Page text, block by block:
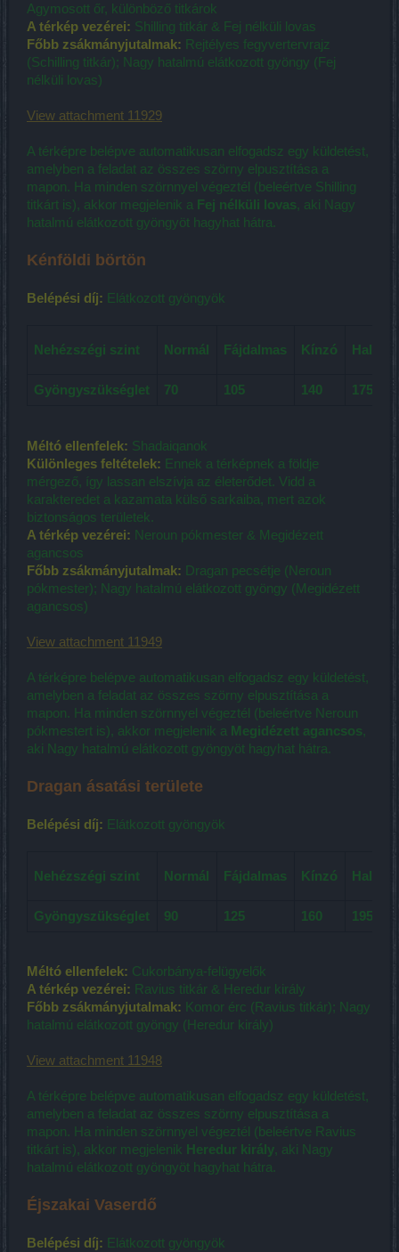
Agymosott őr, különböző titkárok
A térkép vezérei: Shilling titkár & Fej nélküli lovas
Főbb zsákmányjutalmak: Rejtélyes fegyvertervrajz
(Schilling titkár); Nagy hatalmú elátkozott gyöngy (Fej
nélküli lovas)
View attachment 11929
A térképre belépve automatikusan elfogadsz egy küldetést,
amelyben a feladat az összes szörny elpusztítása a
mapon. Ha minden szörnnyel végeztél (beleértve Shilling
titkárt is), akkor megjelenik a Fej nélküli lovas, aki Nagy
hatalmú elátkozott gyöngyöt hagyhat hátra.
Kénföldi börtön
Belépési díj: Elátkozott gyöngyök
Nehézszégi szint Normál Fájdalmas Kínzó Halálos
Gyöngyszükséglet 70 105 140 175
Méltó ellenfelek: Shadaiqanok
Különleges feltételek: Ennek a térképnek a földje
mérgező, így lassan elszívja az életerődet. Vidd a
karakteredet a kazamata külső sarkaiba, mert azok
biztonságos területek.
A térkép vezérei: Neroun pókmester & Megidézett
agancsos
Főbb zsákmányjutalmak: Dragan pecsétje (Neroun
pókmester); Nagy hatalmú elátkozott gyöngy (Megidézett
agancsos)
View attachment 11949
A térképre belépve automatikusan elfogadsz egy küldetést,
amelyben a feladat az összes szörny elpusztítása a
mapon. Ha minden szörnnyel végeztél (beleértve Neroun
pókmestert is), akkor megjelenik a Megidézett agancsos,
aki Nagy hatalmú elátkozott gyöngyöt hagyhat hátra.
Dragan ásatási területe
Belépési díj: Elátkozott gyöngyök
Nehézszégi szint Normál Fájdalmas Kínzó Halálos
Gyöngyszükséglet 90 125 160 195
Méltó ellenfelek: Cukorbánya-felügyelők
A térkép vezérei: Ravius titkár & Heredur király
Főbb zsákmányjutalmak: Komor érc (Ravius titkár); Nagy
hatalmú elátkozott gyöngy (Heredur király)
View attachment 11948
A térképre belépve automatikusan elfogadsz egy küldetést,
amelyben a feladat az összes szörny elpusztítása a
mapon. Ha minden szörnnyel végeztél (beleértve Ravius
titkárt is), akkor megjelenik Heredur király, aki Nagy
hatalmú elátkozott gyöngyöt hagyhat hátra.
Éjszakai Vaserdő
Belépési díj: Elátkozott gyöngyök